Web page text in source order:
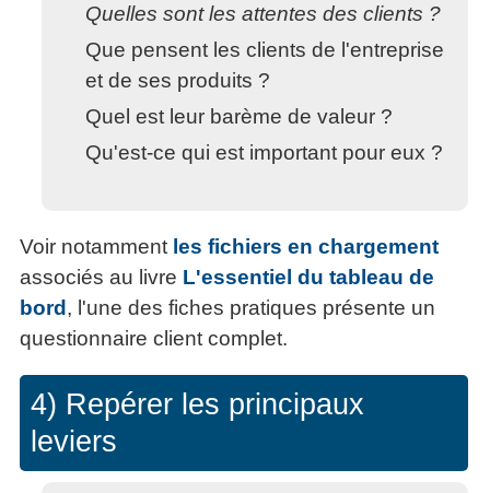
Quelles sont les attentes des clients ?
Que pensent les clients de l'entreprise
et de ses produits ?
Quel est leur barème de valeur ?
Qu'est-ce qui est important pour eux ?
Voir notamment les fichiers en chargement
associés au livre L'essentiel du tableau de
bord , l'une des fiches pratiques présente un
questionnaire client complet.
4) Repérer les principaux
leviers